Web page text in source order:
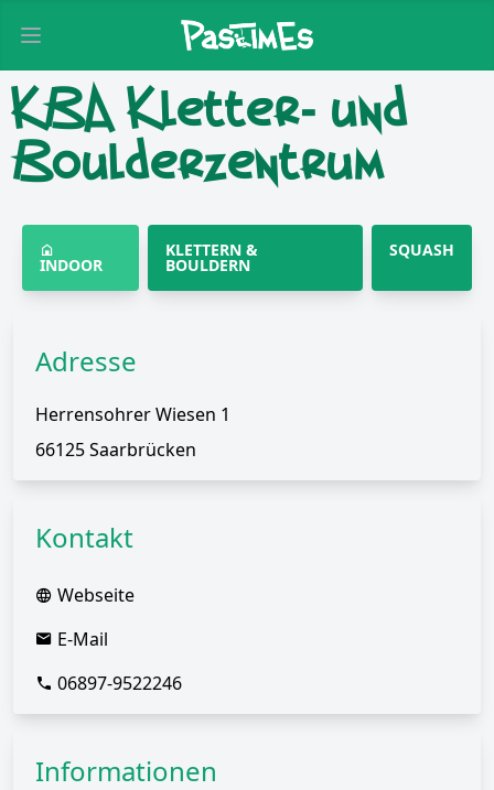
Open main menu
KBA Kletter- und
Boulderzentrum
INDOOR
KLETTERN &
BOULDERN
SQUASH
Adresse
Herrensohrer Wiesen 1
66125 Saarbrücken
Kontakt
Webseite
E-Mail
06897-9522246
Informationen